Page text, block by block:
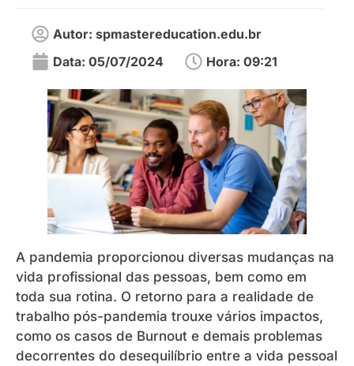
Autor: spmastereducation.edu.br
Data: 05/07/2024 Hora: 09:21
A pandemia proporcionou diversas mudanças na
vida profissional das pessoas, bem como em
toda sua rotina. O retorno para a realidade de
trabalho pós-pandemia trouxe vários impactos,
como os casos de Burnout e demais problemas
decorrentes do desequilíbrio entre a vida pessoal